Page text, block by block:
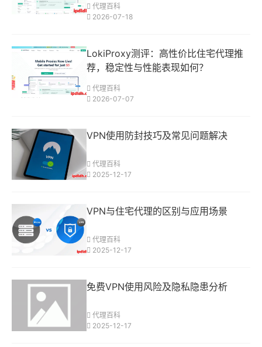
代理百科
2026-07-18
LokiProxy测评：高性价比住宅代理推
荐，稳定性与性能表现如何？
代理百科
2026-07-07
VPN使用防封技巧及常见问题解决
代理百科
2025-12-17
VPN与住宅代理的区别与应用场景
代理百科
2025-12-17
免费VPN使用风险及隐私隐患分析
代理百科
2025-12-17